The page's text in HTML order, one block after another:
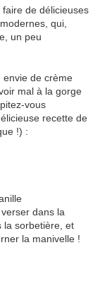
de délicieuses
qui,
un peu
envie de crème
mal à la gorge
vous
recette de
!) :
dans la
la sorbetière, et
la manivelle !